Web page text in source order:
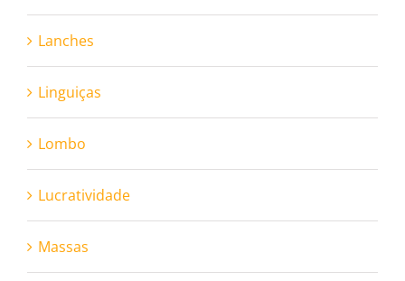
Lanches
Linguiças
Lombo
Lucratividade
Massas